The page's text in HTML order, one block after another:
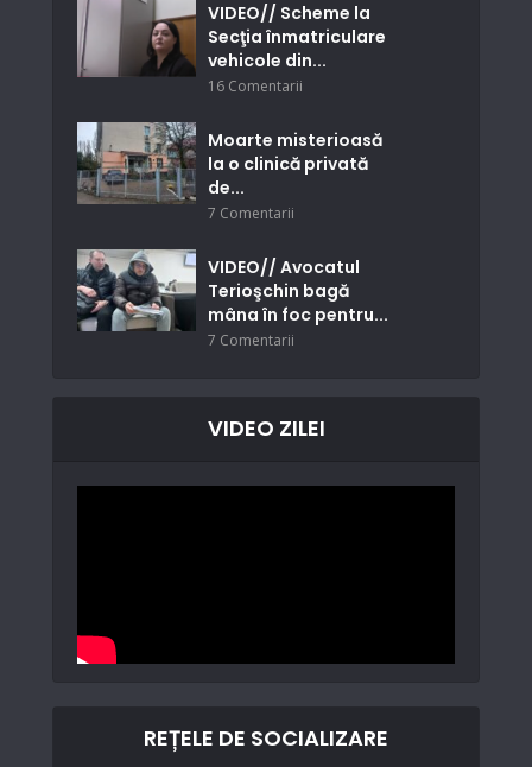
VIDEO// Scheme la
Secţia înmatriculare
vehicole din...
16 Comentarii
Moarte misterioasă
la o clinică privată
de...
7 Comentarii
VIDEO// Avocatul
Terioşchin bagă
mâna în foc pentru...
7 Comentarii
VIDEO ZILEI
REȚELE DE SOCIALIZARE